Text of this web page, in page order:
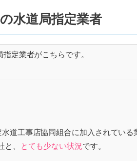
水道局指定業者
定業者がこちらです。
道工事店協同組合に加入されてい
、
とても少ない状況です。